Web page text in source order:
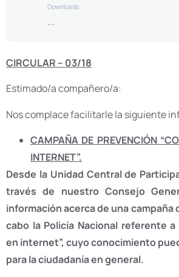
Downloads
...
CIRCULAR – 03/18
Estimado/a compañero/a:
Nos complace facilitarle la siguiente
CAMPAÑA DE PREVENCIÓN
INTERNET”.
Desde la Unidad Central de
través de nuestro Consejo
información acerca de una campaña
cabo la Policía Nacional referente a
en internet”, cuyo conocimiento
para la ciudadanía en general.